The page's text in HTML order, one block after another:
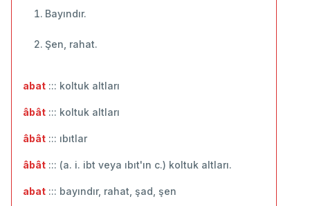
Bayındır.
Şen, rahat.
abat ::: koltuk altları
âbât ::: koltuk altları
âbât ::: ıbıtlar
âbât ::: (a. i. ibt veya ıbıt'ın c.) koltuk altları.
abat ::: bayındır, rahat, şad, şen